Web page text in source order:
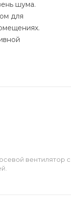
шума.
для
вентилятор